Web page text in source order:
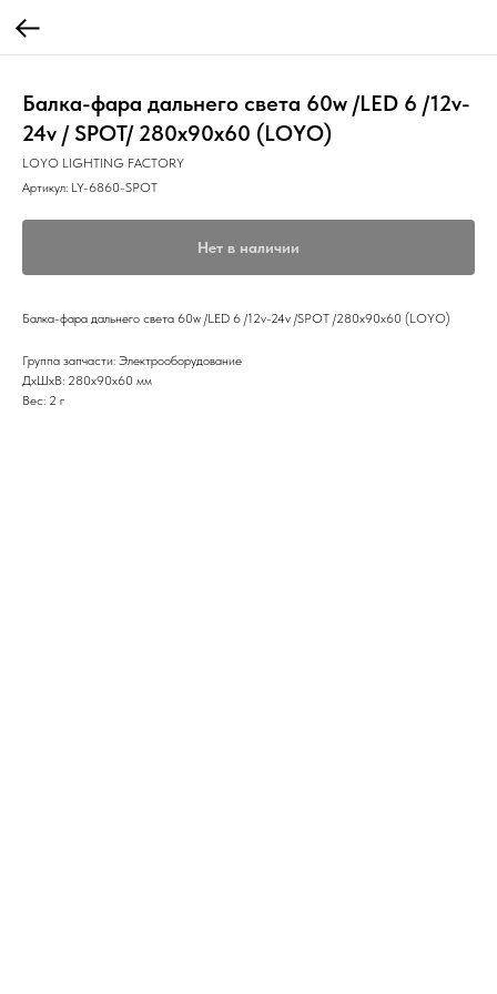
Балка-фара дальнего света 60w /LED 6 /12v-
24v / SPOT/ 280х90х60 (LOYO)
LOYO LIGHTING FACTORY
Артикул: LY-6860-SPOT
Нет в наличии
Балка-фара дальнего света 60w /LED 6 /12v-24v /SPOT /280х90х60 (LOYO)
Группа запчасти: Электрооборудование
ДxШxВ: 280x90x60 мм
Вес: 2 г